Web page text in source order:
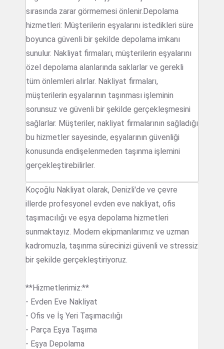
sırasında zarar görmemesi önlenir.Depolama
hizmetleri: Müşterilerin eşyalarını istedikleri süre
boyunca güvenli bir şekilde depolama imkanı
sunulur. Nakliyat firmaları, müşterilerin eşyalarını
özel depolama alanlarında saklarlar ve gerekli
tüm önlemleri alırlar. Nakliyat firmaları,
müşterilerin eşyalarının taşınması işleminin
sorunsuz ve güvenli bir şekilde gerçekleşmesini
sağlarlar. Müşteriler, nakliyat firmalarının sağladığı
bu hizmetler sayesinde, eşyalarının güvenliği
konusunda endişelenmeden taşınma işlemini
gerçekleştirebilirler.
Koçoğlu Nakliyat olarak, Denizli'de ve çevre
illerde profesyonel evden eve nakliyat, ofis
taşımacılığı ve eşya depolama hizmetleri
sunmaktayız. Modern ekipmanlarımız ve uzman
kadromuzla, taşınma sürecinizi güvenli ve stressiz
bir şekilde gerçekleştiriyoruz.
**Hizmetlerimiz:**
- Evden Eve Nakliyat
- Ofis ve İş Yeri Taşımacılığı
- Parça Eşya Taşıma
- Eşya Depolama